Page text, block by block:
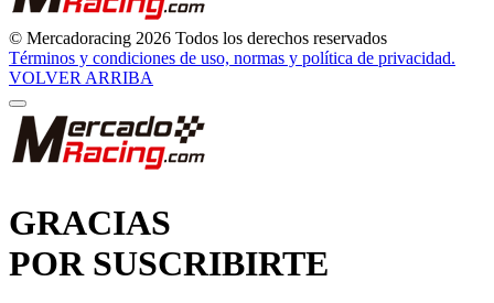
© Mercadoracing 2026 Todos los derechos reservados
Términos y condiciones de uso, normas y política de privacidad.
VOLVER ARRIBA
POR SUSCRIBIRTE